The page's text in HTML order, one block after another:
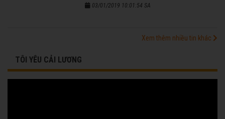
03/01/2019 10:01:54 SA
Xem thêm nhiều tin khác
TÔI YÊU CẢI LƯƠNG